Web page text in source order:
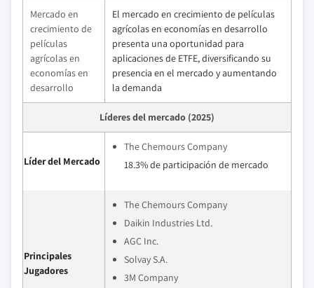
Mercado en
crecimiento de
películas
agrícolas en
economías en
desarrollo
El mercado en crecimiento de películas
agrícolas en economías en desarrollo
presenta una oportunidad para
aplicaciones de ETFE, diversificando su
presencia en el mercado y aumentando
la demanda
Líderes del mercado (2025)
Líder del Mercado
The Chemours Company
18.3% de participación de mercado
Principales
Jugadores
The Chemours Company
Daikin Industries Ltd.
AGC Inc.
Solvay S.A.
3M Company